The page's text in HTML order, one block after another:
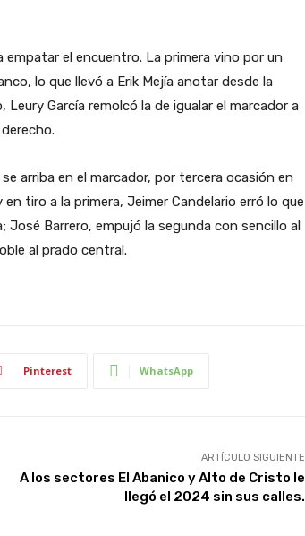
empatar el encuentro. La primera vino por un
lo que llevó a Erik Mejía anotar desde la
García remolcó la de igualar el marcador a
arriba en el marcador, por tercera ocasión en
tiro a la primera, Jeimer Candelario erró lo que
José Barrero, empujó la segunda con sencillo al
al prado central.
Pinterest WhatsApp
ARTÍCULO SIGUIENTE
A los sectores El Abanico y Alto de Cristo le
llegó el 2024 sin sus calles.